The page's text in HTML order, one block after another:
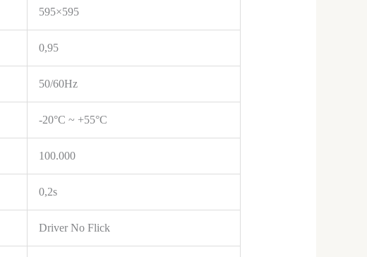
595×595
0,95
50/60Hz
-20°C ~ +55°C
100.000
0,2s
Driver No Flick